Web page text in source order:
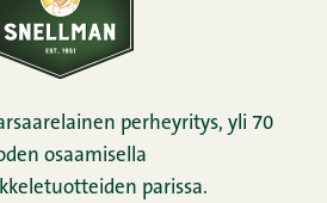
perheyritys, yli 70
osaamisella
parissa.